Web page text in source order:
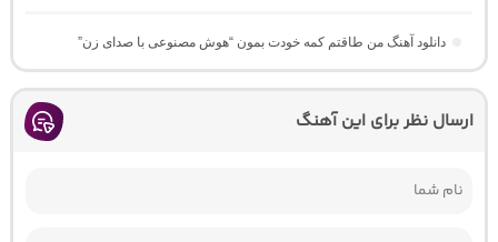
دانلود آهنگ من طاقتم کمه خودت بمون “هوش مصنوعی با صدای زن”
ارسال نظر برای این آهنگ